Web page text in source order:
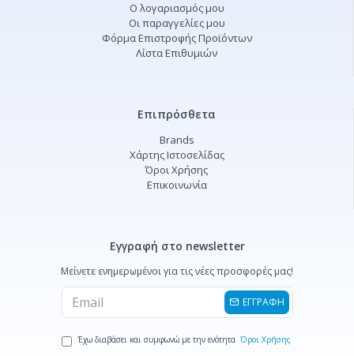
Ο λογαριασμός μου
Οι παραγγελίες μου
Φόρμα Επιστροφής Προϊόντων
Λίστα Επιθυμιών
Επιπρόσθετα
Brands
Χάρτης Ιστοσελίδας
Όροι Χρήσης
Επικοινωνία
Εγγραφή στο newsletter
Μείνετε ενημερωμένοι για τις νέες προσφορές μας!
ΕΓΓΡΑΦΗ
Έχω διαβάσει και συμφωνώ με την ενότητα Όροι Χρήσης